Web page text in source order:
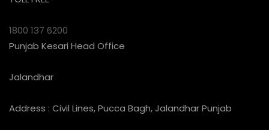
1800 137 6200
Punjab Kesari Head Office
Jalandhar
Address : Civil Lines, Pucca Bagh, Jalandhar Punjab